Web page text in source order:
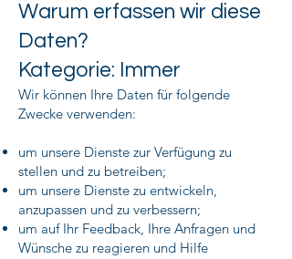
Warum erfassen wir diese
Daten?
Kategorie: Immer
Wir können Ihre Daten für folgende
Zwecke verwenden:
um unsere Dienste zur Verfügung zu
stellen und zu betreiben;
um unsere Dienste zu entwickeln,
anzupassen und zu verbessern;
um auf Ihr Feedback, Ihre Anfragen und
Wünsche zu reagieren und Hilfe